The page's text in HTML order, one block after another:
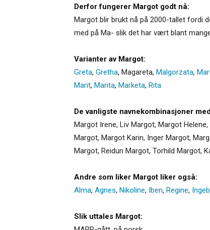
Derfor fungerer Margot godt nå:
Margot blir brukt nå på 2000-tallet fordi
med på Ma- slik det har vært blant
Varianter av Margot:
Greta, Gretha, Magareta, Malgorzata,
Marit, Marita, Marketa, Rita
De vanligste navnekombinasjoner
Margot Irene, Liv Margot, Margot
Margot, Margot Karin, Inger Margot,
Margot, Reidun Margot, Torhild Margot,
Andre som liker Margot liker også:
Alma, Agnes, Nikoline, Iben, Regine,
Slik uttales Margot: